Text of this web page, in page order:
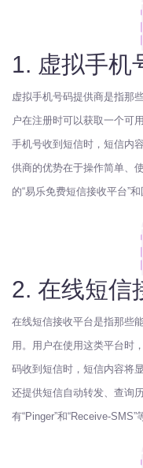
1. 虚拟手机
虚拟手机号码提供商是指那
户在注册时可以获取一个可
手机号收到短信时，短信内
供商的优势在于操作简单、
的“易乐免费短信接收平台”和
2. 在线短信
在线短信接收平台是指那些
用。用户在使用这类平台时
码收到短信时，短信内容将
还提供短信自动转发、查询
有“Pinger”和“Receive-SMS”